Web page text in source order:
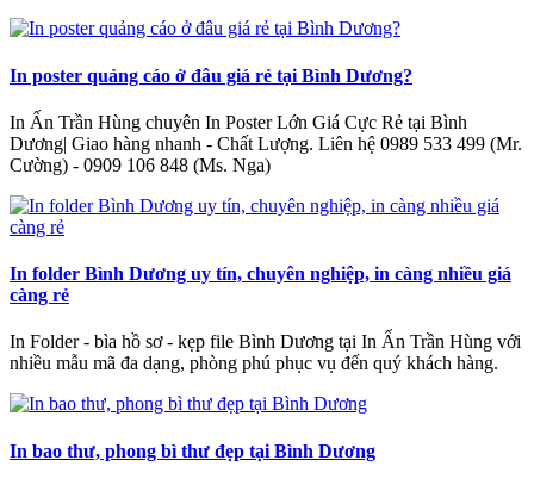
In poster quảng cáo ở đâu giá rẻ tại Bình Dương?
In Ấn Trần Hùng chuyên In Poster Lớn Giá Cực Rẻ tại Bình
Dương| Giao hàng nhanh - Chất Lượng‎. Liên hệ 0989 533 499 (Mr.
Cường) - 0909 106 848 (Ms. Nga)
In folder Bình Dương uy tín, chuyên nghiệp, in càng nhiều giá
càng rẻ
In Folder - bìa hồ sơ - kẹp file Bình Dương tại In Ấn Trần Hùng với
nhiều mẫu mã đa dạng, phòng phú phục vụ đến quý khách hàng.
In bao thư, phong bì thư đẹp tại Bình Dương